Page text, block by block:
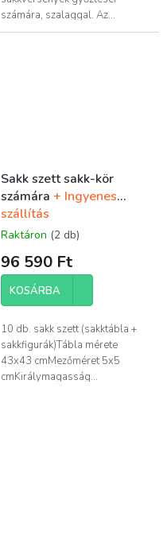
számára, szalaggal. Az...
Sakk szett sakk-kör
számára + Ingyenes
szállítás
Raktáron (2 db)
96 590 Ft
KOSÁRBA
10 db. sakk szett (sakktábla +
sakkfigurák)Tábla mérete
43x43 cmMezőméret 5x5
cmKirálymagasság...